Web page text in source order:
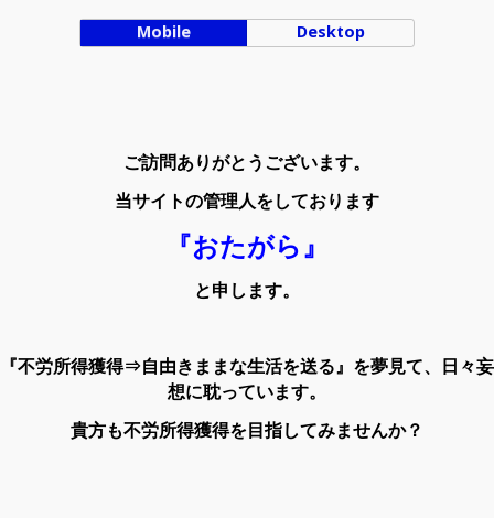
Mobile Desktop
ご訪問ありがとうございます。
当サイトの管理人をしております
『おたがら』
と申します。
『不労所得獲得⇒自由きままな生活を送る』を夢見て、日々妄
想に耽っています。
貴方も不労所得獲得を目指してみませんか？